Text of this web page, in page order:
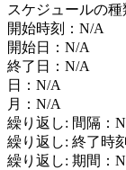
スケジュールの
開始時刻：N/A
開始日：N/A
終了日：N/A
日：N/A
月：N/A
繰り返し: 間隔：
繰り返し: 終了時
繰り返し: 期間：